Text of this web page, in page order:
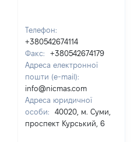
Телефон:
+380542674114
Факс:
+380542674179
Адреса електронної
пошти (e-mail):
info@nicmas.com
Адреса юридичної
особи:
40020, м. Суми,
проспект Курський, 6